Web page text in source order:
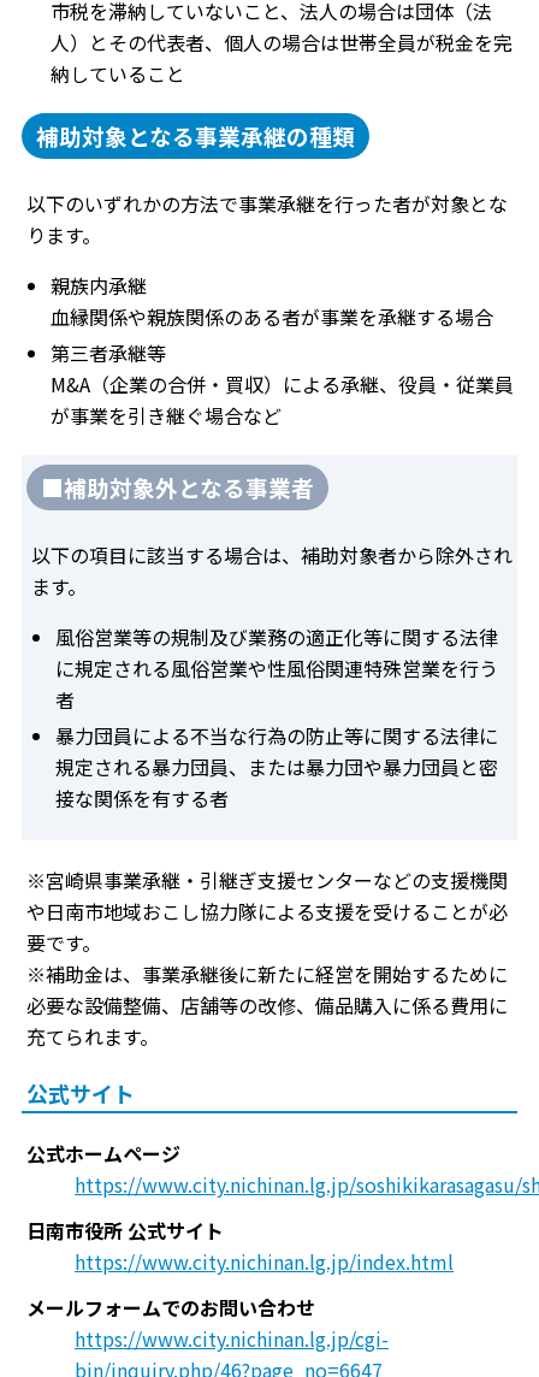
市税を滞納していないこと、法人の場合は団体（法
人）とその代表者、個人の場合は世帯全員が税金を完
納していること
補助対象となる事業承継の種類
以下のいずれかの方法で事業承継を行った者が対象とな
ります。
親族内承継
血縁関係や親族関係のある者が事業を承継する場合
第三者承継等
M&A（企業の合併・買収）による承継、役員・従業員
が事業を引き継ぐ場合など
■補助対象外となる事業者
以下の項目に該当する場合は、補助対象者から除外され
ます。
風俗営業等の規制及び業務の適正化等に関する法律
に規定される風俗営業や性風俗関連特殊営業を行う
者
暴力団員による不当な行為の防止等に関する法律に
規定される暴力団員、または暴力団や暴力団員と密
接な関係を有する者
※宮崎県事業承継・引継ぎ支援センターなどの支援機関
や日南市地域おこし協力隊による支援を受けることが必
要です。
※補助金は、事業承継後に新たに経営を開始するために
必要な設備整備、店舗等の改修、備品購入に係る費用に
充てられます。
公式サイト
公式ホームページ
https://www.city.nichinan.lg.jp/soshikikarasagasu/
日南市役所 公式サイト
https://www.city.nichinan.lg.jp/index.html
メールフォームでのお問い合わせ
https://www.city.nichinan.lg.jp/cgi-
bin/inquiry.php/46?page_no=6647